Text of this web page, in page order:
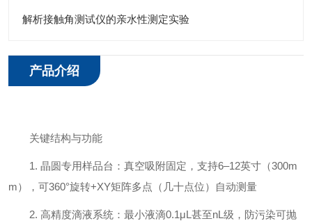
解析接触角测试仪的亲水性测定实验
产品介绍
关键结构与功能
1. 晶圆专用样品台：真空吸附固定，支持6–12英寸（300m
m），可360°旋转+XY矩阵多点（几十点位）自动测量
2. 高精度滴液系统：最小液滴0.1μL甚至nL级，防污染可抛